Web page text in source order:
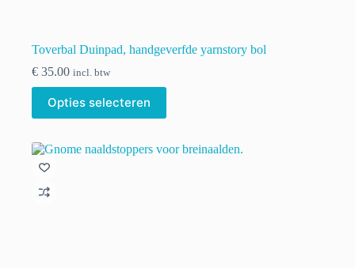
Toverbal Duinpad, handgeverfde yarnstory bol
€ 35.00 incl. btw
Opties selecteren
Dit
product
heeft
variaties.
Deze
kan